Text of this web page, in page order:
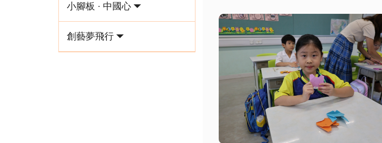
小腳板 · 中國心
創藝夢飛行